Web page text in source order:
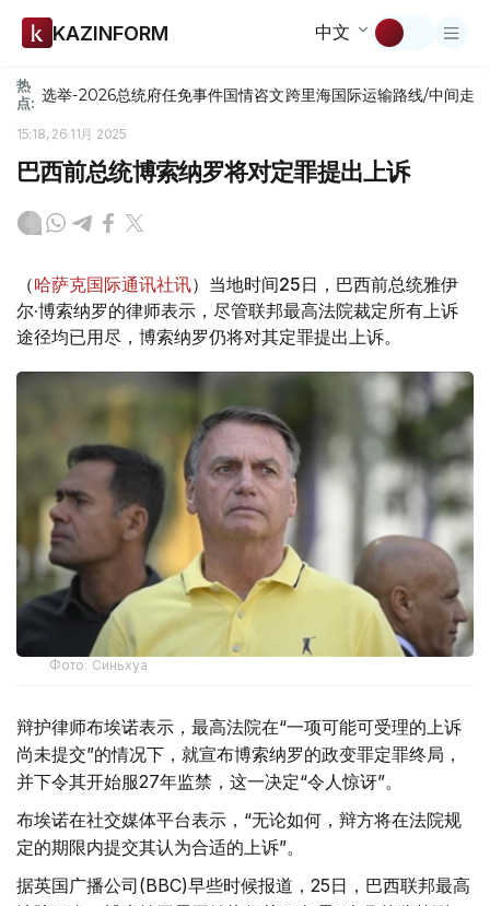
KAZINFORM 中文
热
点: 选举-2026总统府任免事件国情咨文跨里海国际运输路线/中间走廊
15:18, 26 11月 2025
巴西前总统博索纳罗将对定罪提出上诉
（哈萨克国际通讯社讯）当地时间25日，巴西前总统雅伊
尔·博索纳罗的律师表示，尽管联邦最高法院裁定所有上诉
途径均已用尽，博索纳罗仍将对其定罪提出上诉。
Фото: Синьхуа
辩护律师布埃诺表示，最高法院在“一项可能可受理的上诉
尚未提交”的情况下，就宣布博索纳罗的政变罪定罪终局，
并下令其开始服27年监禁，这一决定“令人惊讶”。
布埃诺在社交媒体平台表示，“无论如何，辩方将在法院规
定的期限内提交其认为合适的上诉”。
据英国广播公司(BBC)早些时候报道，25日，巴西联邦最高